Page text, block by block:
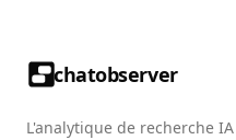
chatobserver
L'analytique de recherche